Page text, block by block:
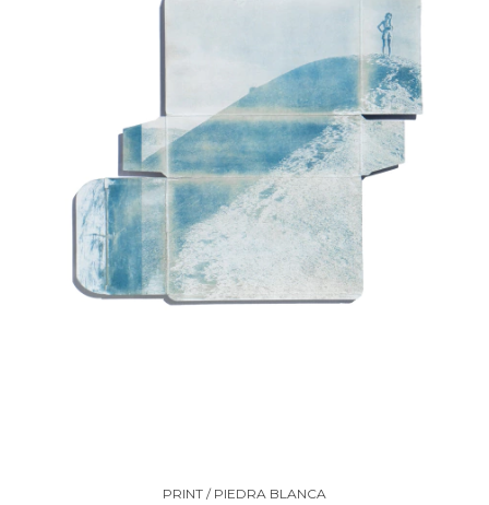
PRINT / PIEDRA BLANCA